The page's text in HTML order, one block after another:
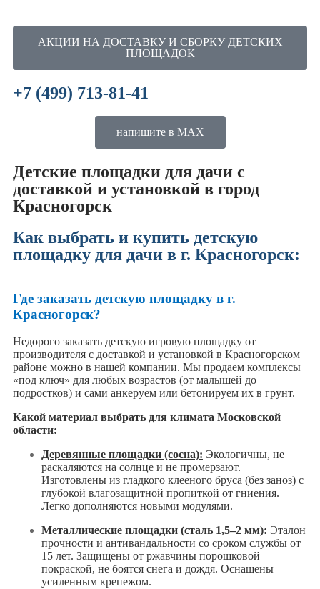
АКЦИИ НА ДОСТАВКУ И СБОРКУ ДЕТСКИХ
ПЛОЩАДОК
+7 (499) 713-81-41
напишите в MAX
Детские площадки для дачи с
доставкой и установкой в город
Красногорск
Как выбрать и купить детскую
площадку для дачи в г. Красногорск:
Где заказать детскую площадку в г.
Красногорск?
Недорого заказать детскую игровую площадку от
производителя с доставкой и установкой в Красногорском
районе можно в нашей компании. Мы продаем комплексы
«под ключ» для любых возрастов (от малышей до
подростков) и сами анкеруем или бетонируем их в грунт.
Какой материал выбрать для климата Московской
области:
Деревянные площадки (сосна): Экологичны, не
раскаляются на солнце и не промерзают.
Изготовлены из гладкого клееного бруса (без заноз) с
глубокой влагозащитной пропиткой от гниения.
Легко дополняются новыми модулями.
Металлические площадки (сталь 1,5–2 мм): Эталон
прочности и антивандальности со сроком службы от
15 лет. Защищены от ржавчины порошковой
покраской, не боятся снега и дождя. Оснащены
усиленным крепежом.